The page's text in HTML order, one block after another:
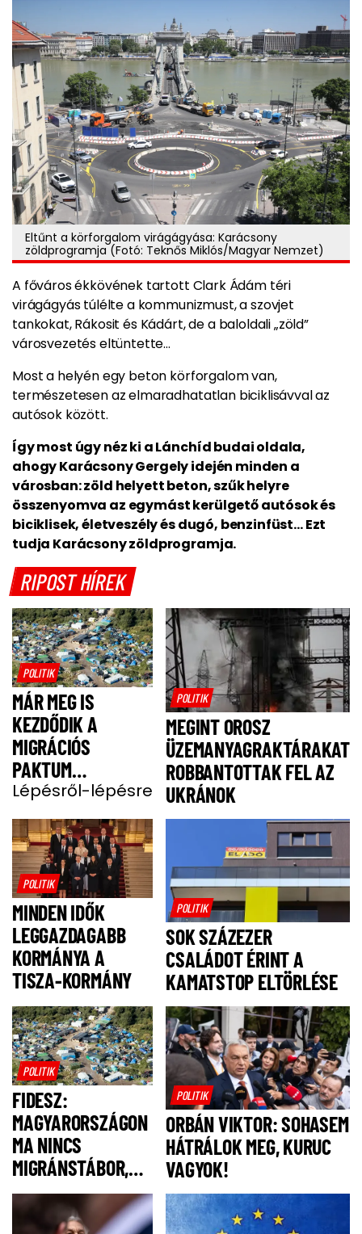
Eltűnt a körforgalom virágágyása: Karácsony
zöldprogramja (Fotó: Teknős Miklós/Magyar Nemzet)
A főváros ékkövének tartott Clark Ádám téri
virágágyás túlélte a kommunizmust, a szovjet
tankokat, Rákosit és Kádárt, de a baloldali „zöld”
városvezetés eltüntette…
Most a helyén egy beton körforgalom van,
természetesen az elmaradhatatlan biciklisávval az
autósok között.
Így most úgy néz ki a Lánchíd budai oldala,
ahogy Karácsony Gergely idején minden a
városban: zöld helyett beton, szűk helyre
összenyomva az egymást kerülgető autósok és
biciklisek, életveszély és dugó, benzinfüst… Ezt
tudja Karácsony zöldprogramja.
RIPOST HÍREK
POLITIK
MÁR MEG IS
KEZDŐDIK A
MIGRÁCIÓS
PAKTUM
BEVEZETÉSE
Lépésről-lépésre
POLITIK
MEGINT OROSZ
ÜZEMANYAGRAKTÁRAKAT
ROBBANTOTTAK FEL AZ
UKRÁNOK
POLITIK
MINDEN IDŐK
LEGGAZDAGABB
KORMÁNYA A
TISZA-KORMÁNY
POLITIK
SOK SZÁZEZER
CSALÁDOT ÉRINT A
KAMATSTOP ELTÖRLÉSE
POLITIK
FIDESZ:
MAGYARORSZÁGON
MA NINCS
MIGRÁNSTÁBOR,
FELSZÓLÍTJUK
MAGYAR PÉTERT,
POLITIK
ORBÁN VIKTOR: SOHASEM
HÁTRÁLOK MEG, KURUC
VAGYOK!